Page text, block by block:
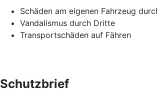
Schäden am eigenen Fahrzeug
Vandalismus durch Dritte
Transportschäden auf Fähren
Schutzbrief